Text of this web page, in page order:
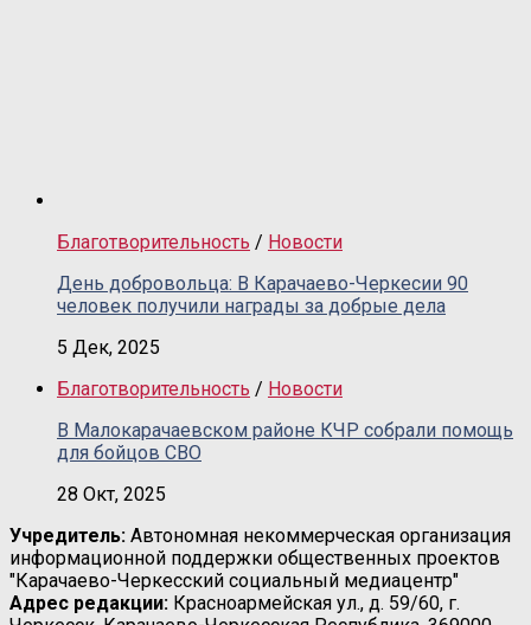
Благотворительность / Новости
День добровольца: В Карачаево-Черкесии 90
человек получили награды за добрые дела
5 Дек, 2025
Благотворительность / Новости
В Малокарачаевском районе КЧР собрали помощь
для бойцов СВО
28 Окт, 2025
Учредитель: Автономная некоммерческая организация
информационной поддержки общественных проектов
"Карачаево-Черкесский социальный медиацентр"
Адрес редакции: Красноармейская ул., д. 59/60, г.